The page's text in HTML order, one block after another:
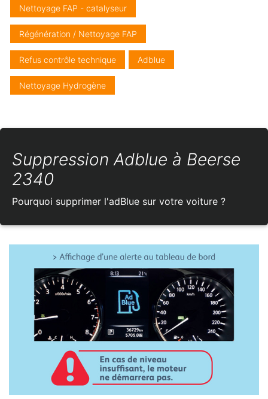
Nettoyage FAP - catalyseur
Régénération / Nettoyage FAP
Refus contrôle technique Adblue
Nettoyage Hydrogène
Suppression Adblue à Beerse
2340
Pourquoi supprimer l'adBlue sur votre voiture ?